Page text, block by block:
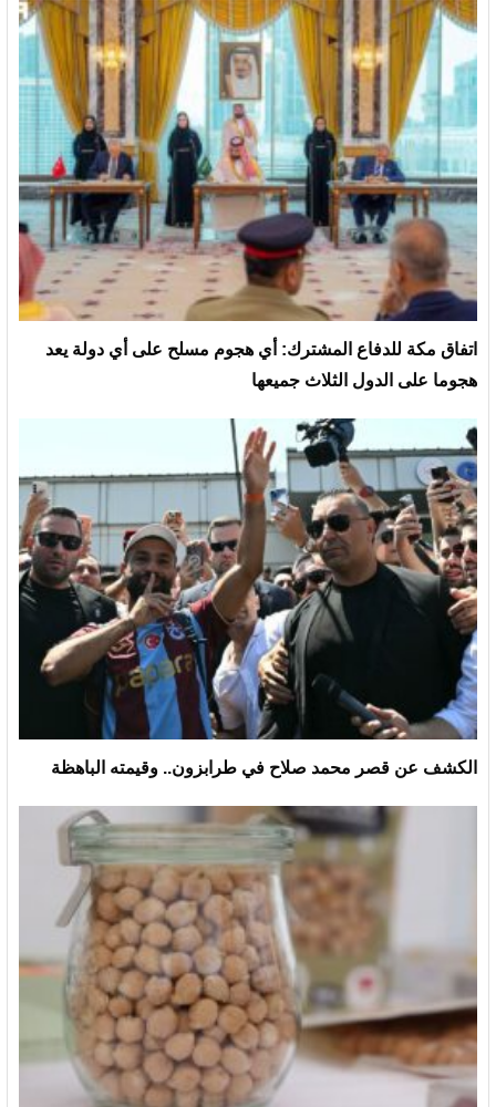
‏اتفاق مكة للدفاع المشترك: أي هجوم مسلح على أي دولة يعد
هجوما على الدول الثلاث جميعها
الكشف عن قصر محمد صلاح في طرابزون.. وقيمته الباهظة